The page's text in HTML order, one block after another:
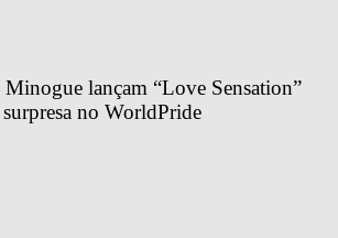
lançam “Love Sensation”
no WorldPride